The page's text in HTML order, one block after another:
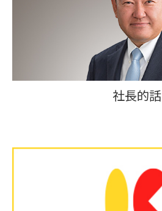
社長的話